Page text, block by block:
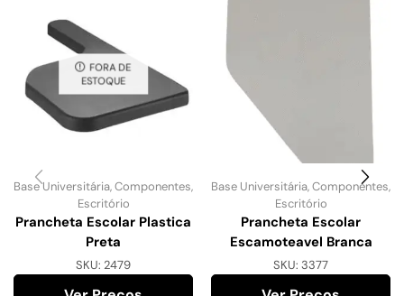
FORA DE
ESTOQUE
Base Universitária,Componentes,
Escritório
Prancheta Escolar Plastica
Preta
SKU: 2479
Base Universitária,Componentes,
Escritório
Prancheta Escolar
Escamoteavel Branca
SKU: 3377